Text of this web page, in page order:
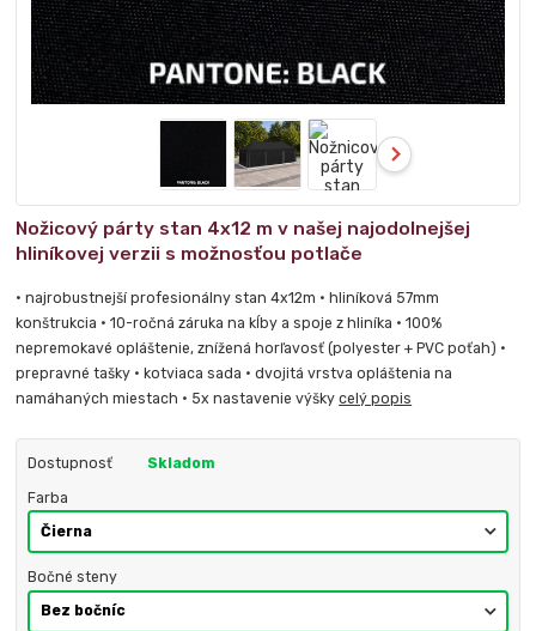
Nožicový párty stan 4x12 m v našej najodolnejšej
hliníkovej verzii s možnosťou potlače
• najrobustnejší profesionálny stan 4x12m • hliníková 57mm
konštrukcia • 10-ročná záruka na kĺby a spoje z hliníka • 100%
nepremokavé opláštenie, znížená horľavosť (polyester + PVC poťah) •
prepravné tašky • kotviaca sada • dvojitá vrstva opláštenia na
namáhaných miestach • 5x nastavenie výškycelý popis
Dostupnosť Skladom
Farba
Bočné steny